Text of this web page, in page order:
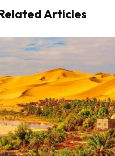
Articles